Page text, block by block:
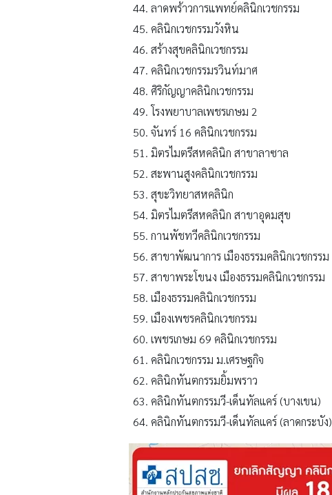
ลาดพร้าวการแพทย์คลินิกเวชกรรม
คลินิกเวชกรรมวังหิน
สร้างสุขคลินิกเวชกรรม
คลินิกเวชกรรมรวินท์มาศ
ศิริกัญญาคลินิกเวชกรรม
โรงพยาบาลเพชรเกษม 2
จันทร์ 16 คลินิกเวชกรรม
มิตรไมตรีสหคลินิก สาขาลาซาล
สะพานสูงคลินิกเวชกรรม
สุขะวิทยาสหคลินิก
มิตรไมตรีสหคลินิก สาขาอุดมสุข
กานพัชทวีคลินิกเวชกรรม
สาขาพัฒนาการ เมืองธรรมคลินิกเวชกรรม
สาขาพระโขนง เมืองธรรมคลินิกเวชกรรม
เมืองธรรมคลินิกเวชกรรม
เมืองเพชรคลินิกเวชกรรม
เพชรเกษม 69 คลินิกเวชกรรม
คลินิกเวชกรรม ม.เศรษฐกิจ
คลินิกทันตกรรมยิ้มพราว
คลินิกทันตกรรมวี-เด็นทัลแคร์ (บางเขน)
คลินิกทันตกรรมวี-เด็นทัลแคร์ (ลาดกระบัง)